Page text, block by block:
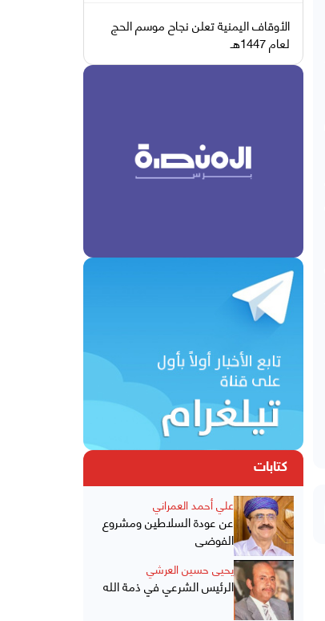
الأوقاف اليمنية تعلن نجاح موسم الحج
لعام 1447هـ
كتابات
علي أحمد العمراني
عن عودة السلاطين ومشروع
الفوضى
يحيى حسين العرشي
الرئيس الشرعي في ذمة الله